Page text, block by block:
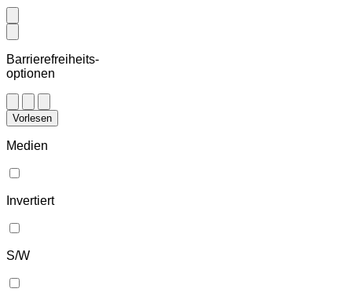
Barrierefreiheits-
optionen
Vorlesen
Medien
Invertiert
S/W